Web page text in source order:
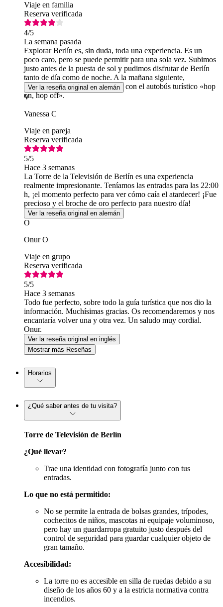
Viaje en familia
Reserva verificada
4/5
La semana pasada
Explorar Berlín es, sin duda, toda una experiencia. Es un
poco caro, pero se puede permitir para una sola vez. Subimos
justo antes de la puesta de sol y pudimos disfrutar de Berlín
tanto de día como de noche. A la mañana siguiente,
repasamos nuestras impresiones con el autobús turístico «hop
on, hop off».
Ver la reseña original en alemán
V
Vanessa C
Viaje en pareja
Reserva verificada
5/5
Hace 3 semanas
La Torre de la Televisión de Berlín es una experiencia
realmente impresionante. Teníamos las entradas para las 22:00
h, ¡el momento perfecto para ver cómo caía el atardecer! ¡Fue
precioso y el broche de oro perfecto para nuestro día!
Ver la reseña original en alemán
O
Onur O
Viaje en grupo
Reserva verificada
5/5
Hace 3 semanas
Todo fue perfecto, sobre todo la guía turística que nos dio la
información. Muchísimas gracias. Os recomendaremos y nos
encantaría volver una y otra vez. Un saludo muy cordial.
Onur.
Ver la reseña original en inglés
Mostrar más Reseñas
Horarios
¿Qué saber antes de tu visita?
Torre de Televisión de Berlín
¿Qué llevar?
Trae una identidad con fotografía junto con tus
entradas.
Lo que no está permitido:
No se permite la entrada de bolsas grandes, trípodes,
cochecitos de niños, mascotas ni equipaje voluminoso,
pero hay un guardarropa gratuito justo después del
control de seguridad para guardar cualquier objeto de
gran tamaño.
Accesibilidad:
La torre no es accesible en silla de ruedas debido a su
diseño de los años 60 y a la estricta normativa contra
incendios.